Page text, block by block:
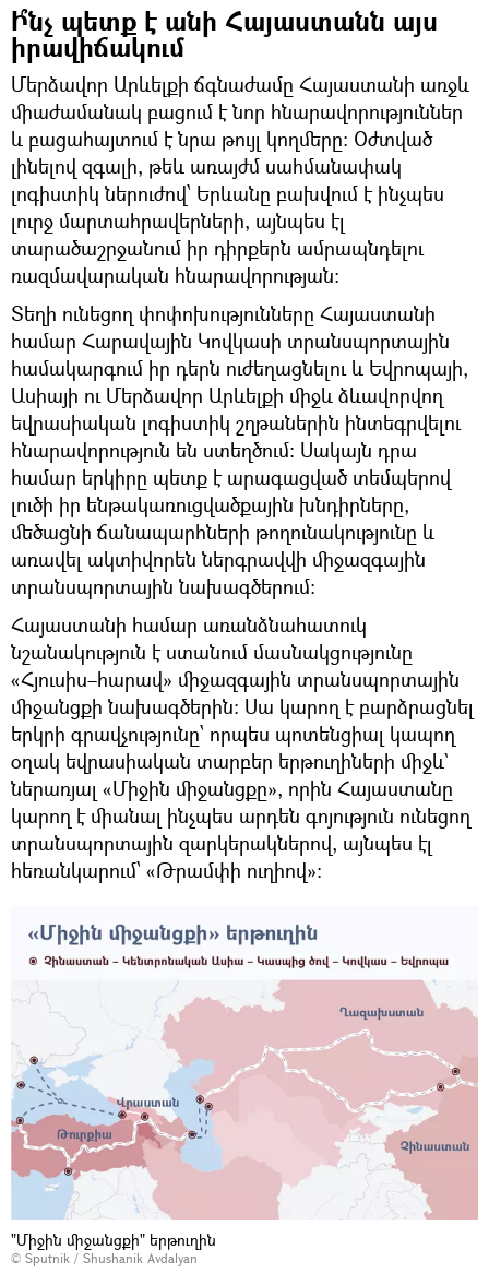
Ի՞նչ պետք է անի Հայաստանն այս
իրավիճակում
Մերձավոր Արևելքի ճգնաժամը Հայաստանի առջև
միաժամանակ բացում է նոր հնարավորություններ
և բացահայտում է նրա թույլ կողմերը։ Օժտված
լինելով զգալի, թեև առայժմ սահմանափակ
լոգիստիկ ներուժով՝ Երևանը բախվում է ինչպես
լուրջ մարտահրավերների, այնպես էլ
տարածաշրջանում իր դիրքերն ամրապնդելու
ռազմավարական հնարավորության։
Տեղի ունեցող փոփոխությունները Հայաստանի
համար Հարավային Կովկասի տրանսպորտային
համակարգում իր դերն ուժեղացնելու և Եվրոպայի,
Ասիայի ու Մերձավոր Արևելքի միջև ձևավորվող
եվրասիական լոգիստիկ շղթաներին ինտեգրվելու
հնարավորություն են ստեղծում։ Սակայն դրա
համար երկիրը պետք է արագացված տեմպերով
լուծի իր ենթակառուցվածքային խնդիրները,
մեծացնի ճանապարհների թողունակությունը և
առավել ակտիվորեն ներգրավվի միջազգային
տրանսպորտային նախագծերում։
Հայաստանի համար առանձնահատուկ
նշանակություն է ստանում մասնակցությունը
«Հյուսիս–հարավ» միջազգային տրանսպորտային
միջանցքի նախագծերին։ Սա կարող է բարձրացնել
երկրի գրավչությունը՝ որպես պոտենցիալ կապող
օղակ եվրասիական տարբեր երթուղիների միջև`
ներառյալ «Միջին միջանցքը», որին Հայաստանը
կարող է միանալ ինչպես արդեն գոյություն ունեցող
տրանսպորտային զարկերակներով, այնպես էլ
հեռանկարում՝ «Թրամփի ուղիով»։
"Միջին միջանցքի" երթուղին
© Sputnik / Shushanik Avdalyan